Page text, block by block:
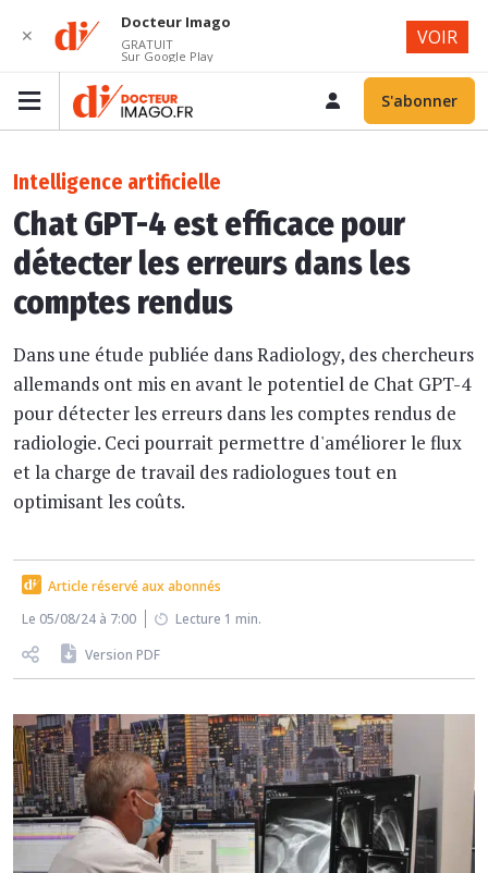
S'abonner
Intelligence artificielle
Chat GPT-4 est efficace pour
détecter les erreurs dans les
comptes rendus
Dans une étude publiée dans Radiology, des chercheurs
allemands ont mis en avant le potentiel de Chat GPT-4
pour détecter les erreurs dans les comptes rendus de
radiologie. Ceci pourrait permettre d'améliorer le flux
et la charge de travail des radiologues tout en
optimisant les coûts.
Article réservé aux abonnés
Le 05/08/24 à 7:00
Lecture 1 min.
Version PDF
✕
Docteur Imago
GRATUIT
Sur Google Play
VOIR